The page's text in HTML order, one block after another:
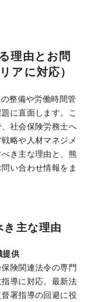
理由とお問
アに対応）
整備や労働時間管
に直面します。こ
社会保険労務士へ
略や人材マネジメ
き主な理由と、熊
い合わせ情報をま
き主な理由
提供
険関連法令の専門
導に対応。最新法
署指導の回避に役